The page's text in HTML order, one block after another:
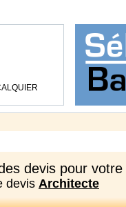
devis pour votre
devis Architecte